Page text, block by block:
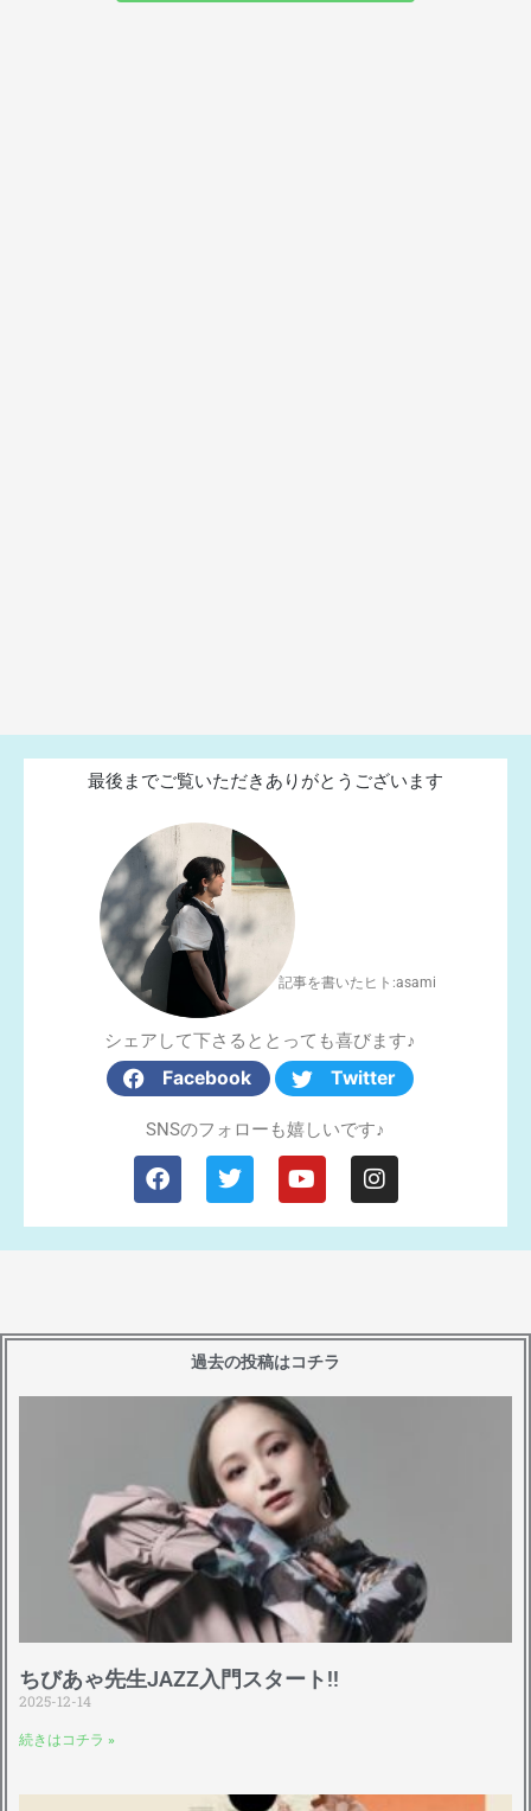
最後までご覧いただきありがとうございます
記事を書いたヒト:asami
シェアして下さるととっても喜びます♪
Facebook Twitter
SNSのフォローも嬉しいです♪
F
a
c
o
T
w
i
e
r
Y
o
u
b
e
I
n
s
g
m
過去の投稿はコチラ
ちびあゃ先生JAZZ入門スタート!!
2025-12-14
続きはコチラ »